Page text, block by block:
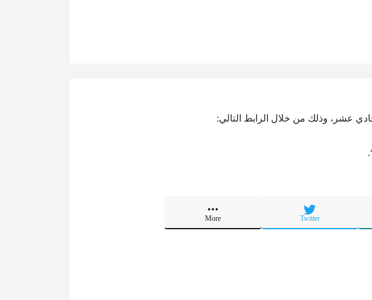
عشر، وذلك من خلال الرابط التالي:
Twitter
More